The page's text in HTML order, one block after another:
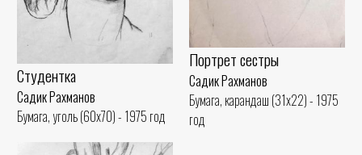
Портрет сестры
Садик Рахманов
Бумага, карандаш (31x22) - 1975
год
Студентка
Садик Рахманов
Бумага, уголь (60x70) - 1975 год